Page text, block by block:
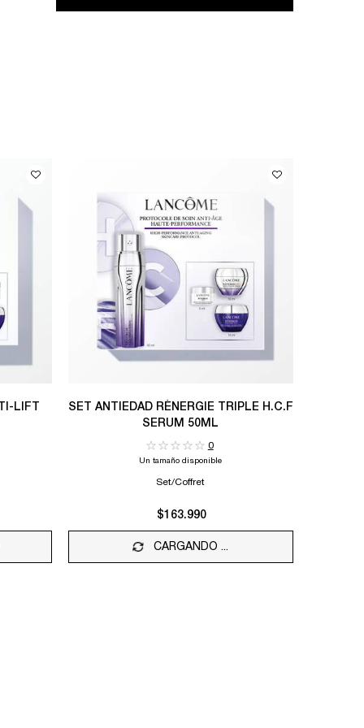
LIFT
SET CREMA RÉNERGIE MULTI-LIFT 50ML
SET ANTIEDAD RÉNERGIE TRIPLE H.C.F
SERUM 50ML
0
Un tamaño disponible
Set/Coffret
$163.990
CARGANDO ...